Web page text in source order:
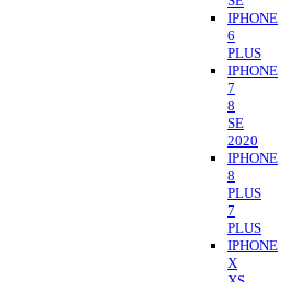
IPHONE
6
PLUS
IPHONE
7
8
SE
2020
IPHONE
8
PLUS
7
PLUS
IPHONE
X